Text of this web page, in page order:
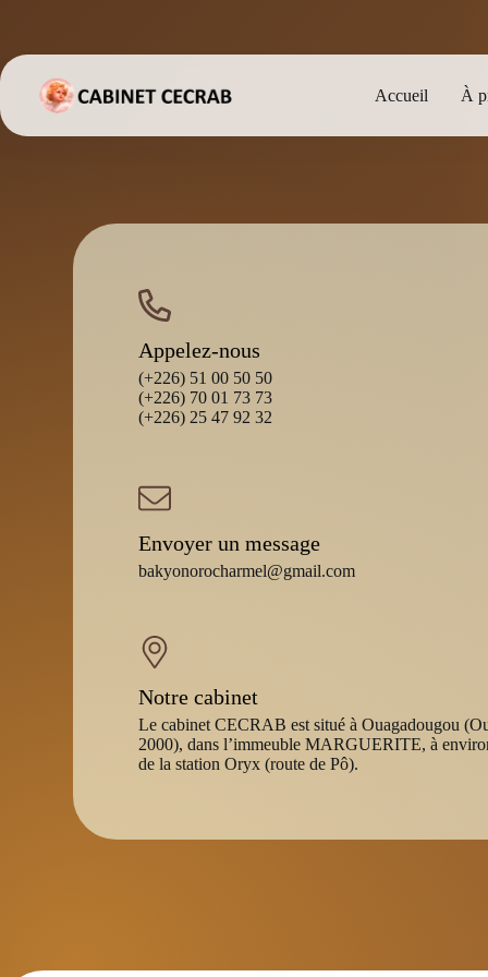
Accueil À
Appelez-nous
(+226) 51 00 50 50
(+226) 70 01 73 73
(+226) 25 47 92 32
Envoyer un message
bakyonorocharmel@gmail.com
Notre cabinet
Le cabinet CECRAB est situé à Ouagadougou
2000), dans l’immeuble MARGUERITE, à
de la station Oryx (route de Pô).